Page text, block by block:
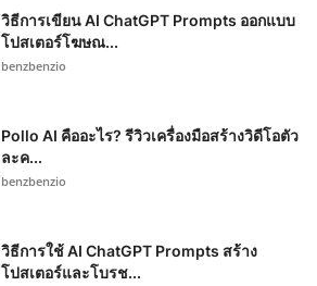
วิธีการเขียน AI ChatGPT Prompts ออกแบบ
โปสเตอร์โฆษณ...
benzbenzio
Pollo AI คืออะไร? รีวิวเครื่องมือสร้างวิดีโอตัว
ละค...
benzbenzio
วิธีการใช้ AI ChatGPT Prompts สร้าง
โปสเตอร์และโบรช...